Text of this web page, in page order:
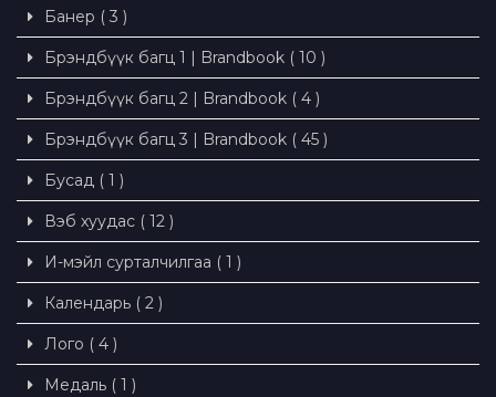
Банер ( 3 )
Брэндбүүк багц 1 | Brandbook ( 10 )
Брэндбүүк багц 2 | Brandbook ( 4 )
Брэндбүүк багц 3 | Brandbook ( 45 )
Бусад ( 1 )
Вэб хуудас ( 12 )
И-мэйл сурталчилгаа ( 1 )
Календарь ( 2 )
Лого ( 4 )
Медаль ( 1 )